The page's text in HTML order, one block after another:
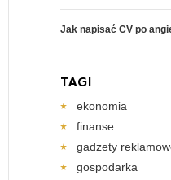
Jak napisać CV po
TAGI
ekonomia
finanse
gadżety
gospodarka